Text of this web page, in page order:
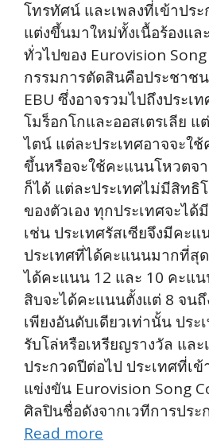
โทรทัศน์ และเพลงที่เข้าปร
แต่งขึ้นมาใหม่ทั้งเนื้อร้องแล
ทั่วไปของ Eurovision
กรรมการตัดสินคือประชาช
EBU ซึ่งอาจรวมไปถึงประเท
โมร็อกโกและออสเตรเลีย
ไตน์ แต่ละประเทศอาจจะใ
ขึ้นหรือจะใช้คะแนนโหวตจ
ก็ได้ แต่ละประเทศไม่มีสิทธิ
ของตัวเอง ทุกประเทศจะได้
เช่น ประเทศรัสเซียจึงมีคะ
ประเทศที่ได้คะแนนมากที่สุ
ได้คะแนน 12 และ 10 คะแ
สิบจะได้คะแนนตั้งแต่ 8 จน
เพียงอันดับเดียวเท่านั้น ประ
รับโล่หรือเหรียญรางวัล แล
ประกวดปีต่อไป ประเทศที่เ
แข่งขัน Eurovision Song
ศิลปินชื่อดังจากเวทีการปร
Read more